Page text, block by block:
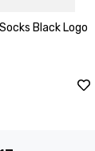
Black Logo